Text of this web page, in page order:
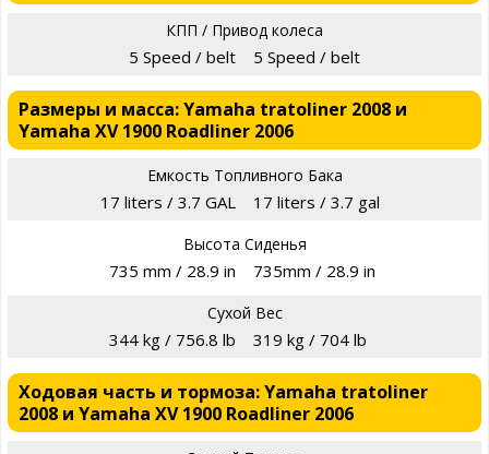
КПП / Привод колеса
5 Speed / belt 5 Speed / belt
Размеры и масса: Yamaha tratoliner 2008 и
Yamaha XV 1900 Roadliner 2006
Емкость Топливного Бака
17 liters / 3.7 GAL 17 liters / 3.7 gal
Высота Сиденья
735 mm / 28.9 in 735mm / 28.9 in
Сухой Вес
344 kg / 756.8 lb 319 kg / 704 lb
Ходовая часть и тормоза: Yamaha tratoliner
2008 и Yamaha XV 1900 Roadliner 2006